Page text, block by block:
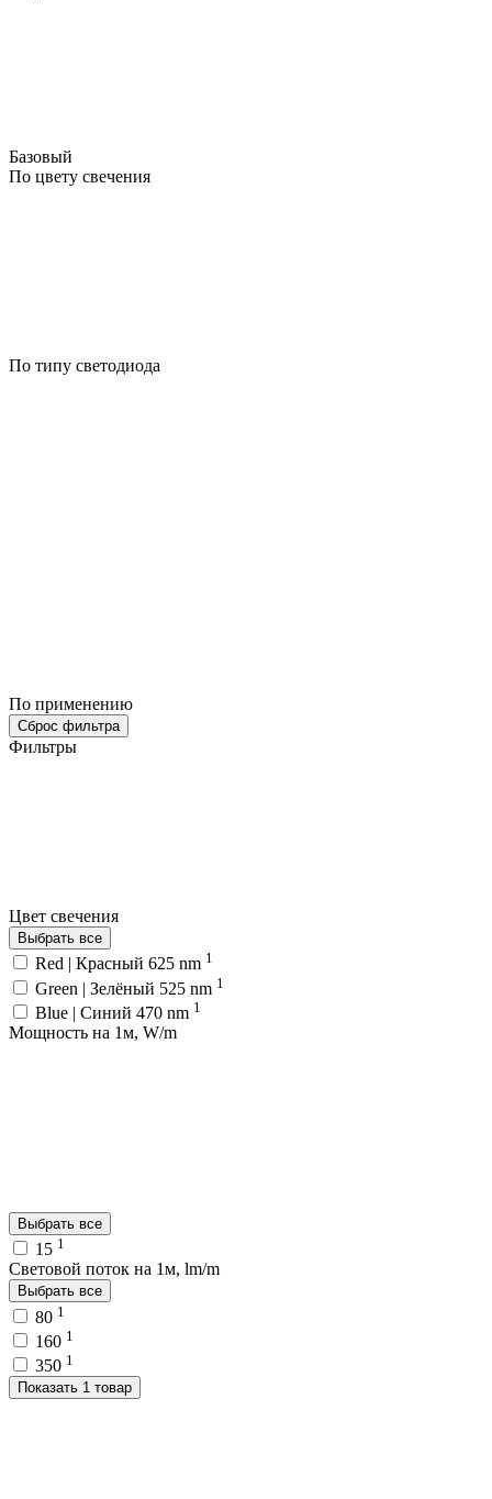
Базовый
По цвету свечения
По типу светодиода
По применению
Сброс фильтра
Фильтры
Цвет свечения
Выбрать все
Red | Красный 625 nm 1
Green | Зелёный 525 nm 1
Blue | Синий 470 nm 1
Мощность на 1м, W/m
Выбрать все
15 1
Световой поток на 1м, lm/m
Выбрать все
80 1
160 1
350 1
Показать 1 товар